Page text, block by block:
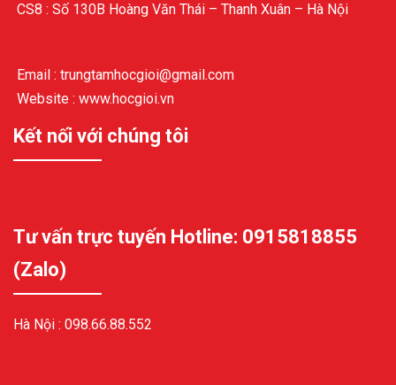
CS8 : Số 130B Hoàng Văn Thái – Thanh Xuân – Hà Nội
Email : trungtamhocgioi@gmail.com
Website : www.hocgioi.vn
Kết nối với chúng tôi
Tư vấn trực tuyến Hotline: 0915818855
(Zalo)
Hà Nội : 098.66.88.552